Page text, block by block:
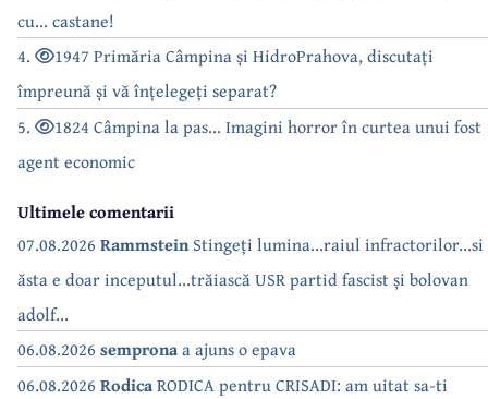
cu... castane!
4.
1947 Primăria Câmpina și HidroPrahova, discutați
împreună și vă înțelegeți separat?
5.
1824 Câmpina la pas... Imagini horror în curtea unui fost
agent economic
Ultimele comentarii
07.08.2026 RammsteinStingeți lumina...raiul infractorilor...si
ăsta e doar inceputul...trăiască USR partid fascist și bolovan
adolf...
06.08.2026 sempronaa ajuns o epava
06.08.2026 RodicaRODICA pentru CRISADI: am uitat sa-ti